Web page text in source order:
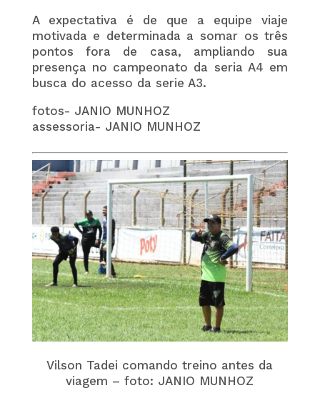
A expectativa é de que a equipe viaje
motivada e determinada a somar os três
pontos fora de casa, ampliando sua
presença no campeonato da seria A4 em
busca do acesso da serie A3.
fotos- JANIO MUNHOZ
assessoria- JANIO MUNHOZ
Vilson Tadei comando treino antes da
viagem – foto: JANIO MUNHOZ